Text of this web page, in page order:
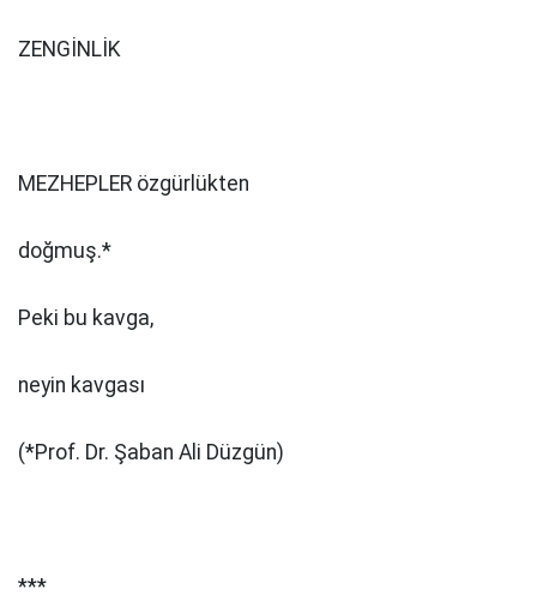
ZENGİNLİK
MEZHEPLER özgürlükten
doğmuş.*
Peki bu kavga,
neyin kavgası
(*Prof. Dr. Şaban Ali Düzgün)
***